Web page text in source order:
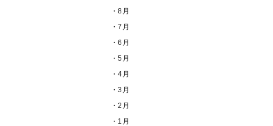
・8月
・7月
・6月
・5月
・4月
・3月
・2月
・1月